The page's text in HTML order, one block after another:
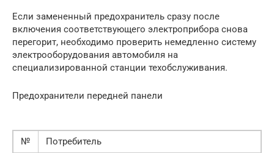
Если замененный предохранитель сразу после
включения соответствующего электроприбора снова
перегорит, необходимо проверить немедленно систему
электрооборудования автомобиля на
специализированной станции техобслуживания.
Предохранители передней панели
№
Потребитель